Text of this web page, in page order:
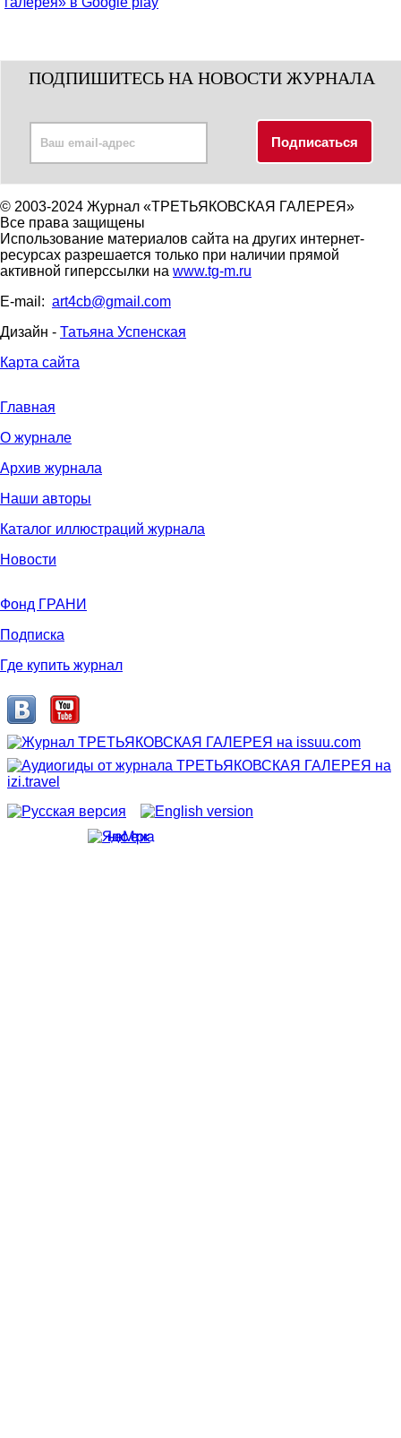
ПОДПИШИТЕСЬ НА НОВОСТИ ЖУРНАЛА
© 2003-2024 Журнал «ТРЕТЬЯКОВСКАЯ ГАЛЕРЕЯ»
Все права защищены
Использование материалов сайта на других интернет-
ресурсах разрешается только при наличии прямой
активной гиперссылки на www.tg-m.ru
E-mail: art4cb@gmail.com
Дизайн - Татьяна Успенская
Карта сайта
Главная
О журнале
Архив журнала
Наши авторы
Каталог иллюстраций журнала
Новости
Фонд ГРАНИ
Подписка
Где купить журнал